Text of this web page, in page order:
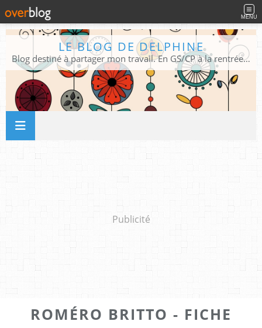
MENU
LE BLOG DE DELPHINE
Blog destiné à partager mon travail. En GS/CP à la rentrée 2026/2027 !
Publicité
ROMÉRO BRITTO - FICHE